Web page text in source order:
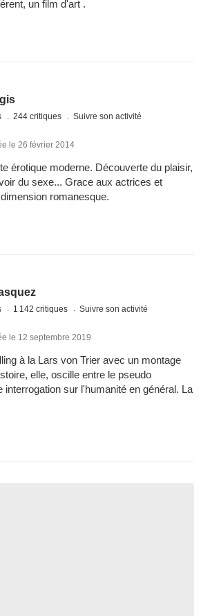
un film d'art .
244 critiques Suivre son activité
le 26 février 2014
érotique moderne. Découverte du plaisir,
du sexe... Grace aux actrices et
romanesque.
1 142 critiques Suivre son activité
le 12 septembre 2019
à la Lars von Trier avec un montage
elle, oscille entre le pseudo
interrogation sur l'humanité en général. La